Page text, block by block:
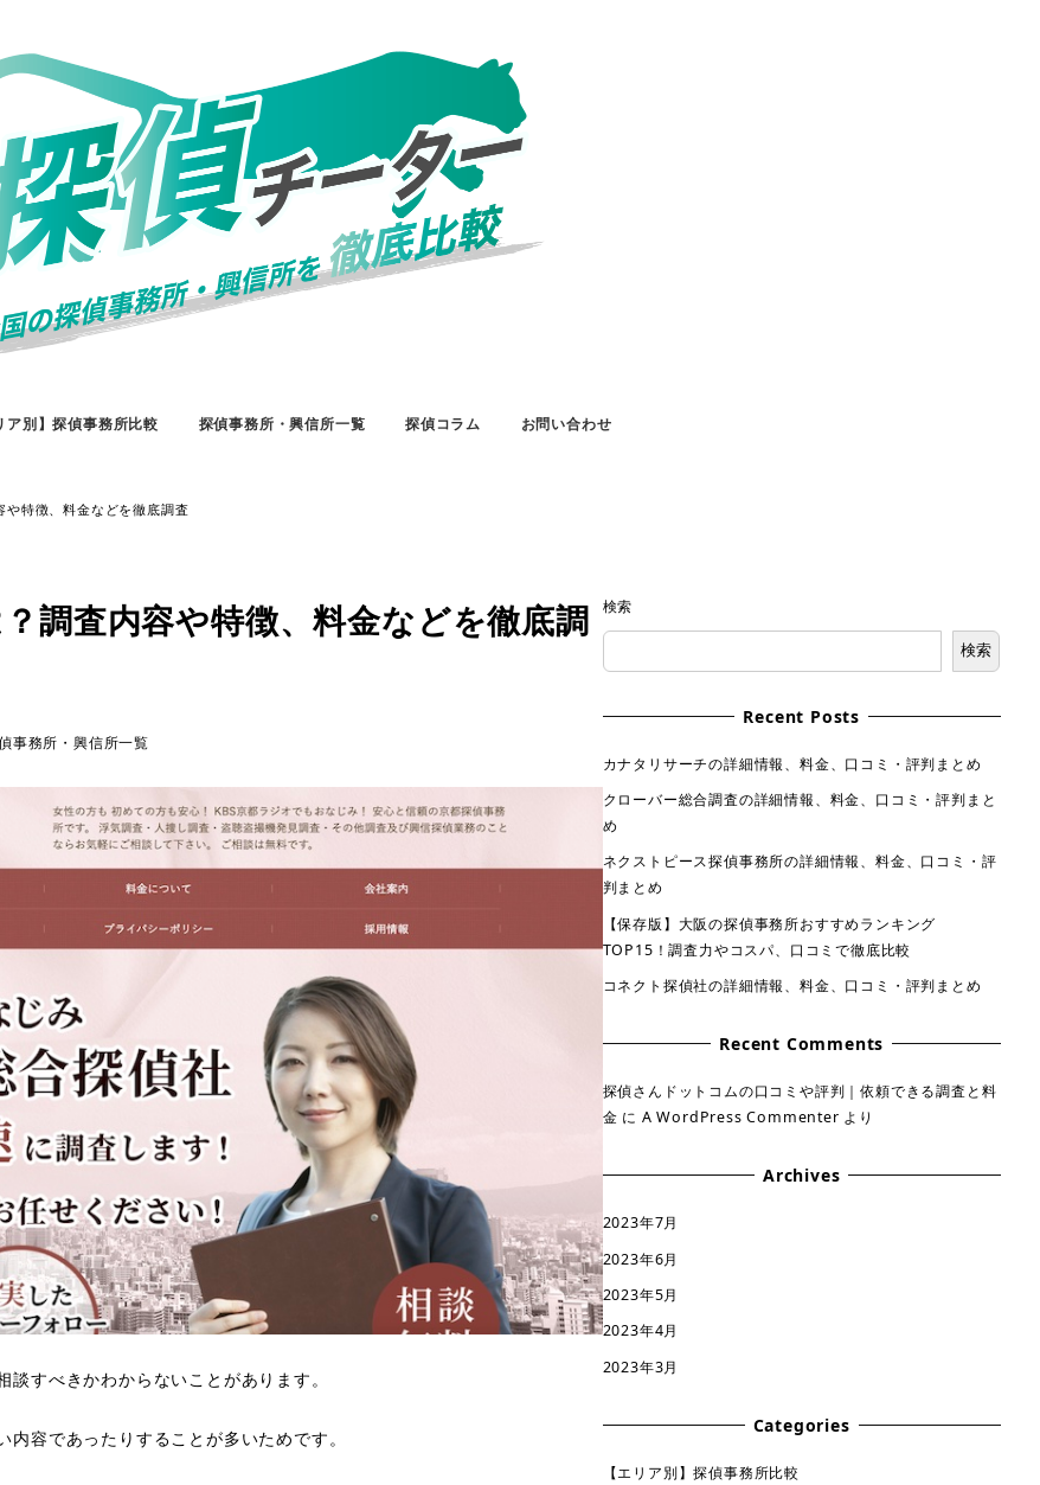
ア別】探偵事務所比較 探偵事務所・興信所一覧 探偵コラム お問い合わせ
特徴、料金などを徹底調査
調査内容や特徴、料金などを徹底調
ー
事務所・興信所一覧
すべきかわからないことがあります。
容であったりすることが多いためです。
検索
検索
Recent Posts
カナタリサーチの詳細情報、料金、口コミ・評判まとめ
クローバー総合調査の詳細情報、料金、口コミ・評判まと
め
ネクストピース探偵事務所の詳細情報、料金、口コミ・評
判まとめ
【保存版】大阪の探偵事務所おすすめランキング
TOP15！調査力やコスパ、口コミで徹底比較
コネクト探偵社の詳細情報、料金、口コミ・評判まとめ
Recent Comments
探偵さんドットコムの口コミや評判｜依頼できる調査と料
金 に A WordPress Commenter より
Archives
2023年7月
2023年6月
2023年5月
2023年4月
2023年3月
Categories
【エリア別】探偵事務所比較